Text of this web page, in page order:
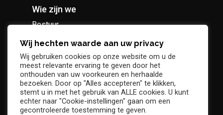
Wie zijn we
Bestuur
Geschiedenis
Supportersclub
Socio Business Club
Wij hechten waarde aan uw privacy
Wij gebruiken cookies op onze website om u de
meest relevante ervaring te geven door het
onthouden van uw voorkeuren en herhaalde
bezoeken. Door op "Alles accepteren" te klikken,
stemt u in met het gebruik van ALLE cookies. U kunt
echter naar "Cookie-instellingen" gaan om een
gecontroleerde toestemming te geven.